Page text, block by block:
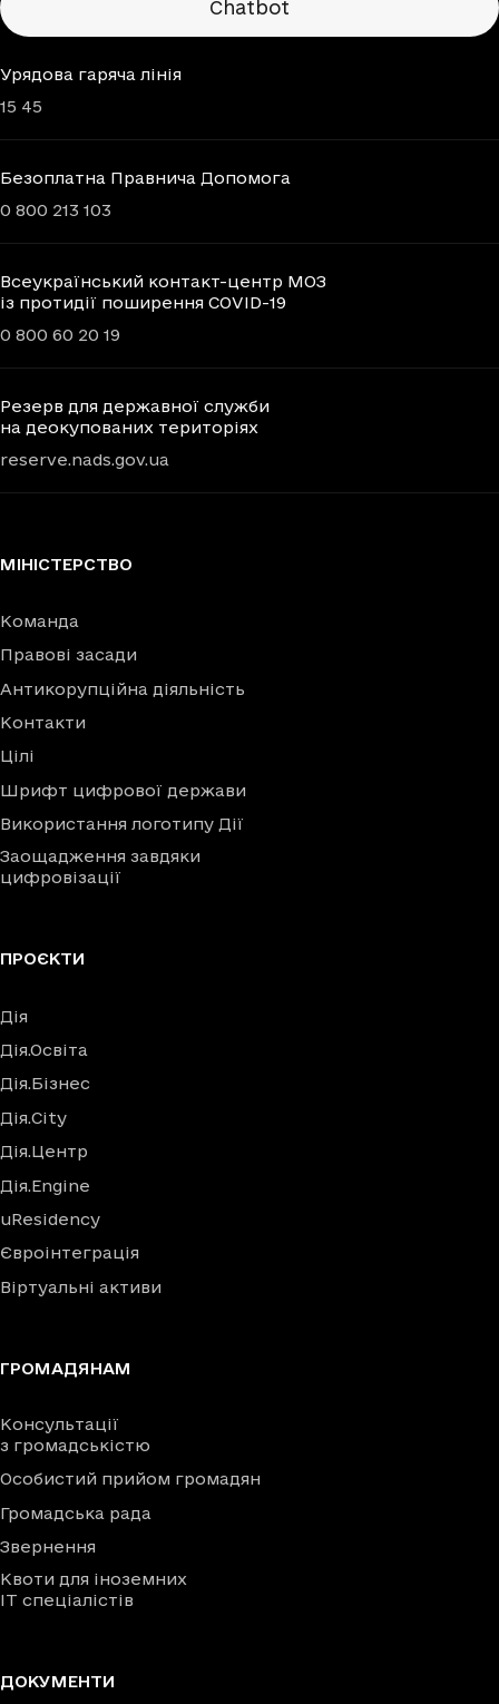
Chatbot
Урядова гаряча лінія
15 45
Безоплатна Правнича Допомога
0 800 213 103
Всеукраїнський контакт-центр МОЗ
із протидії поширення COVID-19
0 800 60 20 19
Резерв для державної служби
на деокупованих територіях
reserve.nads.gov.ua
МІНІСТЕРСТВО
Команда
Правові засади
Антикорупційна діяльність
Контакти
Цілі
Шрифт цифрової держави
Використання логотипу Дії
Заощадження завдяки
цифровізації
ПРОЄКТИ
Дія
Дія.Освіта
Дія.Бізнес
Дія.City
Дія.Центр
Дія.Engine
uResidency
Євроінтеграція
Віртуальні активи
ГРОМАДЯНАМ
Консультації
з громадськістю
Особистий прийом громадян
Громадська рада
Звернення
Квоти для іноземних
IT спеціалістів
ДОКУМЕНТИ